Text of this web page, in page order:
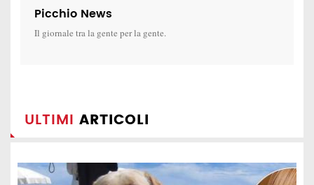
Picchio News
Il giornale tra la gente per la gente.
ULTIMI ARTICOLI